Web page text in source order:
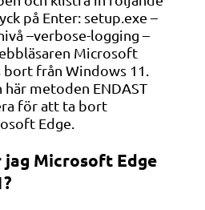
på Enter: setup.exe –
–verbose-logging –
Microsoft
bort från Windows 11.
metoden ENDAST
för att ta bort
Edge.
Microsoft Edge